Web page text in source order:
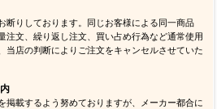
断りしております。同じお客様による同一商品
注文、繰り返し注文、買い占め行為など通常使用
当店の判断によりご注文をキャンセルさせていた
掲載するよう努めておりますが、メーカー都合に